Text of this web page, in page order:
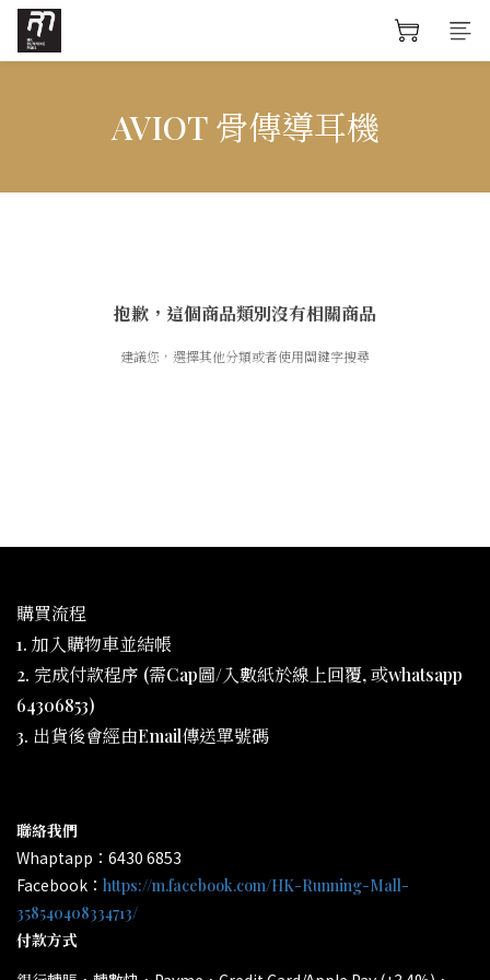
AVIOT 骨傳導耳機
抱歉，這個商品類別沒有相關商品
建議您，選擇其他分類或者使用關鍵字搜尋
購買流程
1. 加入購物車並結帳
2. 完成付款程序 (需Cap圖/入數紙於線上回覆, 或whatsapp
64306853)
3. 出貨後會經由Email傳送單號碼
聯絡我們
Whaptapp：6430 6853
Facebook： https://m.facebook.com/HK-Running-Mall-
358540408334713/
付款方式